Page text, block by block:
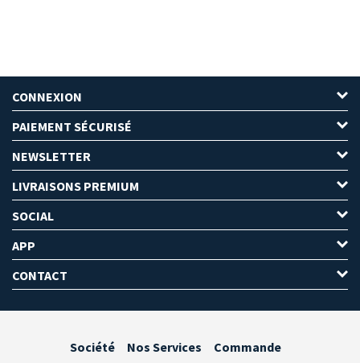
CONNEXION
PAIEMENT SÉCURISÉ
NEWSLETTER
LIVRAISONS PREMIUM
SOCIAL
APP
CONTACT
Société Nos Services Commande